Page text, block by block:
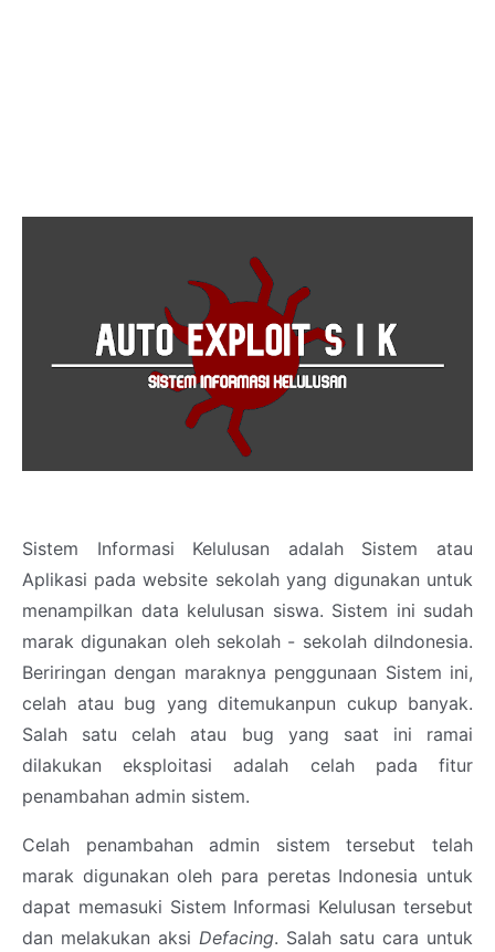
Sistem Informasi Kelulusan adalah Sistem atau
Aplikasi pada website sekolah yang digunakan untuk
menampilkan data kelulusan siswa. Sistem ini sudah
marak digunakan oleh sekolah - sekolah diIndonesia.
Beriringan dengan maraknya penggunaan Sistem ini,
celah atau bug yang ditemukanpun cukup banyak.
Salah satu celah atau bug yang saat ini ramai
dilakukan eksploitasi adalah celah pada fitur
penambahan admin sistem.
Celah penambahan admin sistem tersebut telah
marak digunakan oleh para peretas Indonesia untuk
dapat memasuki Sistem Informasi Kelulusan tersebut
dan melakukan aksi Defacing. Salah satu cara untuk